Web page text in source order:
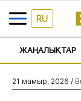
RU
ЖАҢАЛЫҚТАР
21 мамыр, 2026 /